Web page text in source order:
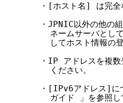
・[ホスト名] は完
・JPNIC以外の他の組
ネームサーバとし
してホスト情報の
・IP アドレスを複数
    ください。
・[IPv6アドレス]に
ガイド 」を参照し